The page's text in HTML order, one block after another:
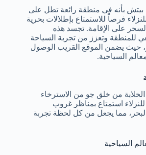
بيتش بأنه في منطقة رائعة تطل على
فرصاً للاستمتاع بإطلالات بحرية
على الإقامة. تجسد هذه
للمنطقة وتعزز من تجربة السياحة
حيث يضمن الموقع القريب الوصول
السياحية.
الخلابة من خلق جو من الاسترخاء
للنزلاء استمتاع بمناظر غروب
مما يجعل من كل لحظة تجربة
السياحية